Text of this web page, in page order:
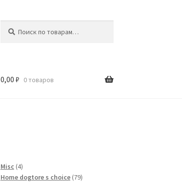
0,00 ₽ 0 товаров
Misc 44
товара
Home dogtore s choice 7979